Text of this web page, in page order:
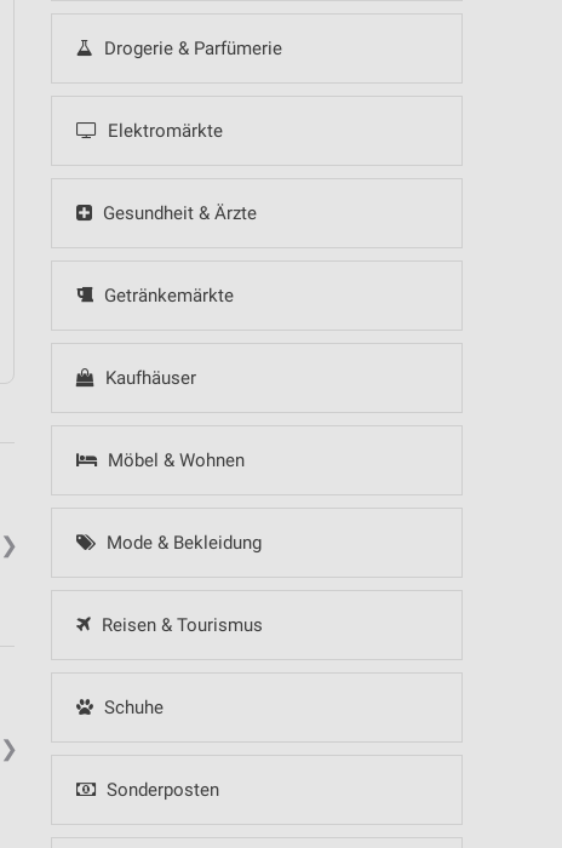
Drogerie & Parfümerie
Elektromärkte
Gesundheit & Ärzte
Getränkemärkte
Kaufhäuser
Möbel & Wohnen
Mode & Bekleidung
Reisen & Tourismus
Schuhe
Sonderposten
❯
❯